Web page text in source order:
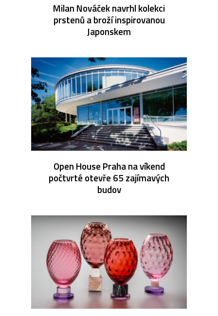
Milan Nováček navrhl kolekci
prstenů a broží inspirovanou
Japonskem
Open House Praha na víkend
počtvrté otevře 65 zajímavých
budov